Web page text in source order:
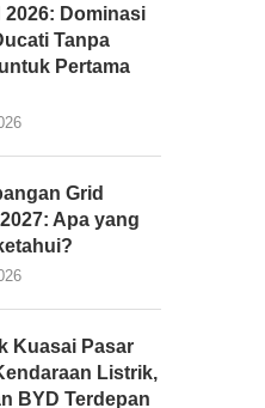
2026: Dominasi
Tanpa
Pertama
Grid
Apa yang
Kuasai Pasar
Listrik,
BYD Terdepan